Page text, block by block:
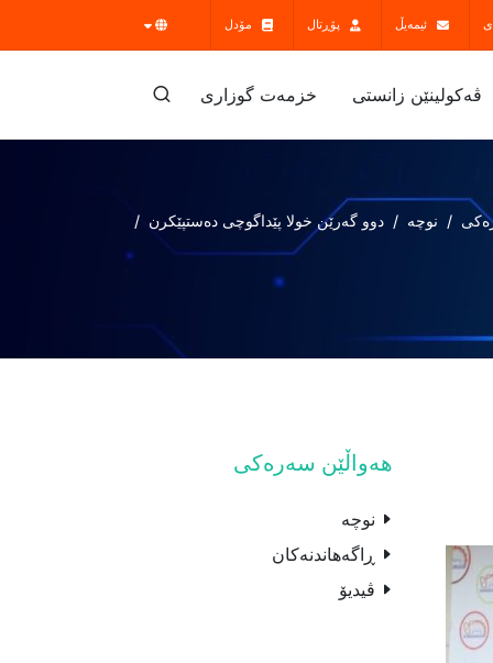
ئیمەیڵ پۆڕتال مۆدل
ڤه‌كولينێن زانستى خزمەت گوزارى
نوچە دوو گەرێن خولا پێداگوچى دەستپێکرن
هەواڵێن سەرەکی
نوچە
ڕاگەهاندنەکان
ڤیدیۆ